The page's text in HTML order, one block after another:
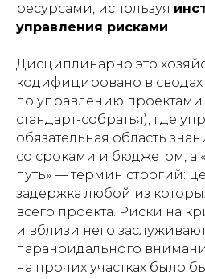
ресурсами, используя
управления рисками.
Дисциплинарно это
кодифицировано в сводах
по управлению проектами
стандарт-собратья), где
обязательная область
со сроками и бюджетом, а
путь» — термин строгий:
задержка любой из
всего проекта. Риски на
и вблизи него
параноидального
на прочих участках было